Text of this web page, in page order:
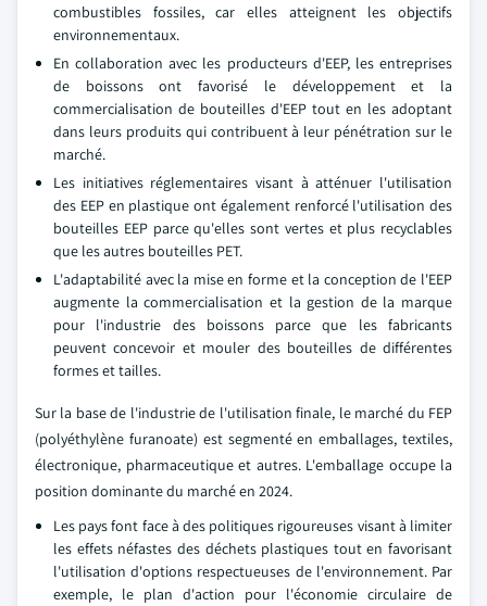
combustibles fossiles, car elles atteignent les objectifs
environnementaux.
En collaboration avec les producteurs d'EEP, les entreprises
de boissons ont favorisé le développement et la
commercialisation de bouteilles d'EEP tout en les adoptant
dans leurs produits qui contribuent à leur pénétration sur le
marché.
Les initiatives réglementaires visant à atténuer l'utilisation
des EEP en plastique ont également renforcé l'utilisation des
bouteilles EEP parce qu'elles sont vertes et plus recyclables
que les autres bouteilles PET.
L'adaptabilité avec la mise en forme et la conception de l'EEP
augmente la commercialisation et la gestion de la marque
pour l'industrie des boissons parce que les fabricants
peuvent concevoir et mouler des bouteilles de différentes
formes et tailles.
Sur la base de l'industrie de l'utilisation finale, le marché du FEP
(polyéthylène furanoate) est segmenté en emballages, textiles,
électronique, pharmaceutique et autres. L'emballage occupe la
position dominante du marché en 2024.
Les pays font face à des politiques rigoureuses visant à limiter
les effets néfastes des déchets plastiques tout en favorisant
l'utilisation d'options respectueuses de l'environnement. Par
exemple, le plan d'action pour l'économie circulaire de